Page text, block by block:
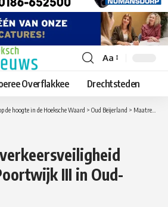
Lettergrootte
aanpassen
Aa
Overflakkee Drechtsteden
de hoogte in de Hoeksche Waard > Oud Beijerland > Maatregelen verkeersveiligheid schoolroute Poortwijk III in Oud-Beijerland
III in Oud-